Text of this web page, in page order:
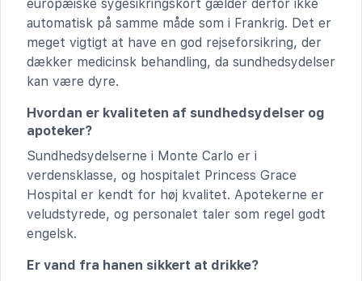
europæiske sygesikringskort gælder derfor ikke
automatisk på samme måde som i Frankrig. Det er
meget vigtigt at have en god rejseforsikring, der
dækker medicinsk behandling, da sundhedsydelser
kan være dyre.
Hvordan er kvaliteten af sundhedsydelser og
apoteker?
Sundhedsydelserne i Monte Carlo er i
verdensklasse, og hospitalet Princess Grace
Hospital er kendt for høj kvalitet. Apotekerne er
veludstyrede, og personalet taler som regel godt
engelsk.
Er vand fra hanen sikkert at drikke?